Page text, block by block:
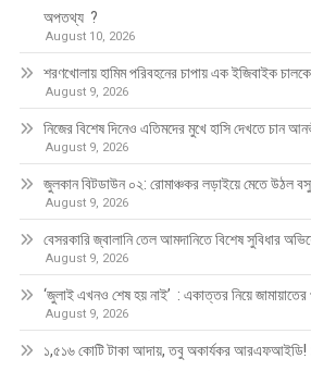
অপতথ্য ?
August 10, 2026
শরণখোলায় হামিম পরিবহনের চাপায় এক ইজিবাইক
August 9, 2026
নিজের বিশেষ দিনেও এতিমদের মুখে হাসি দেখতে চান
August 9, 2026
জুলকান বিটডাউন ০২: রোমাঞ্চকর লড়াইয়ে মেতে উঠল
August 9, 2026
বেসরকারি জ্বালানি তেল আমদানিতে বিশেষ সুবিধার
August 9, 2026
‘জুলাই এখনও শেষ হয় নাই’ : একাত্তর নিয়ে জামায়াতের
August 9, 2026
১,৫১৬ কোটি টাকা আদায়, তবু অকার্যকর আরএফআইডি!